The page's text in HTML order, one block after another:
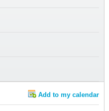
Add to my calendar